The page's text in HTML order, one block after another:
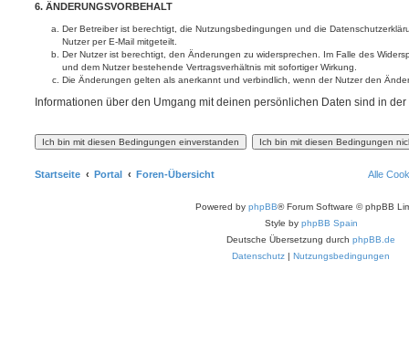
6. ÄNDERUNGSVORBEHALT
Der Betreiber ist berechtigt, die Nutzungsbedingungen und die
Nutzer per E-Mail mitgeteilt.
Der Nutzer ist berechtigt, den Änderungen zu widersprechen. Im Falle des
und dem Nutzer bestehende Vertragsverhältnis mit sofortiger Wirkung.
Die Änderungen gelten als anerkannt und verbindlich, wenn der Nutzer den
Informationen über den Umgang mit deinen persönlichen Daten sind in
Startseite Portal Foren-Übersicht Alle
Powered by phpBB® Forum Software © phpBB
Style by phpBB Spain
Deutsche Übersetzung durch phpBB.de
Datenschutz | Nutzungsbedingungen